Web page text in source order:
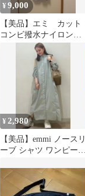
¥9,000
【美品】エミ カット
コンビ撥水ナイロンワ
ンピース 切り替え
ドッキング ベルト
¥ 2,980
【美品】emmi ノースリ
ーブ シャツ ワンピース
シ丈